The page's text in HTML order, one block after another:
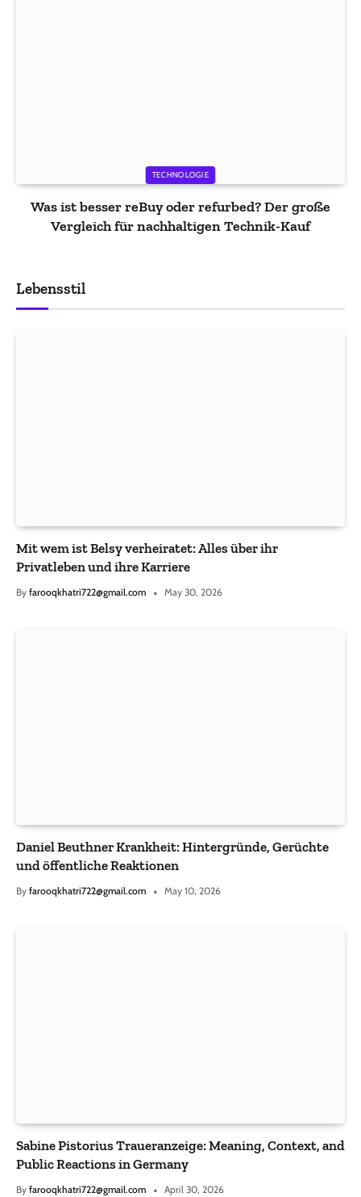
TECHNOLOGIE
Was ist besser reBuy oder refurbed? Der große
Vergleich für nachhaltigen Technik-Kauf
Lebensstil
Mit wem ist Belsy verheiratet: Alles über ihr
Privatleben und ihre Karriere
By farooqkhatri722@gmail.com May 30, 2026
Daniel Beuthner Krankheit: Hintergründe, Gerüchte
und öffentliche Reaktionen
By farooqkhatri722@gmail.com May 10, 2026
Sabine Pistorius Traueranzeige: Meaning, Context, and
Public Reactions in Germany
By farooqkhatri722@gmail.com April 30, 2026